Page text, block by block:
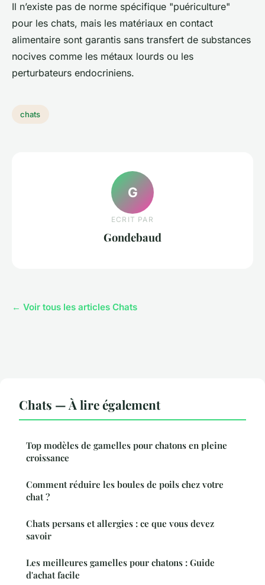
Il n’existe pas de norme spécifique "puériculture"
pour les chats, mais les matériaux en contact
alimentaire sont garantis sans transfert de substances
nocives comme les métaux lourds ou les
perturbateurs endocriniens.
chats
G
ECRIT PAR
Gondebaud
← Voir tous les articles Chats
Chats — À lire également
Top modèles de gamelles pour chatons en pleine
croissance
Comment réduire les boules de poils chez votre
chat ?
Chats persans et allergies : ce que vous devez
savoir
Les meilleures gamelles pour chatons : Guide
d'achat facile